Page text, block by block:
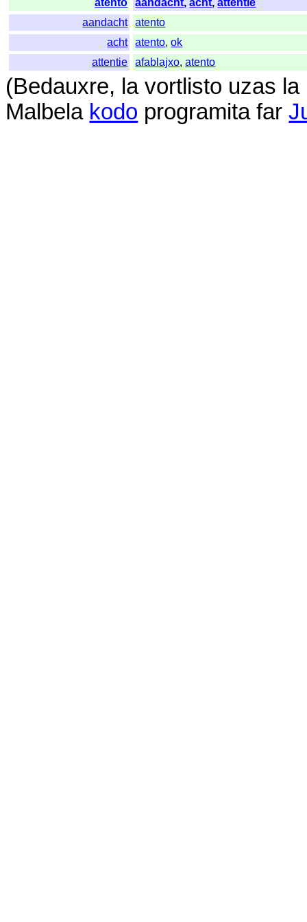
aandacht
atento
acht
atento,ok
attentie
afablajxo,atento
(Bedauxre, la vortlisto uzas la
Malbela kodo programita far